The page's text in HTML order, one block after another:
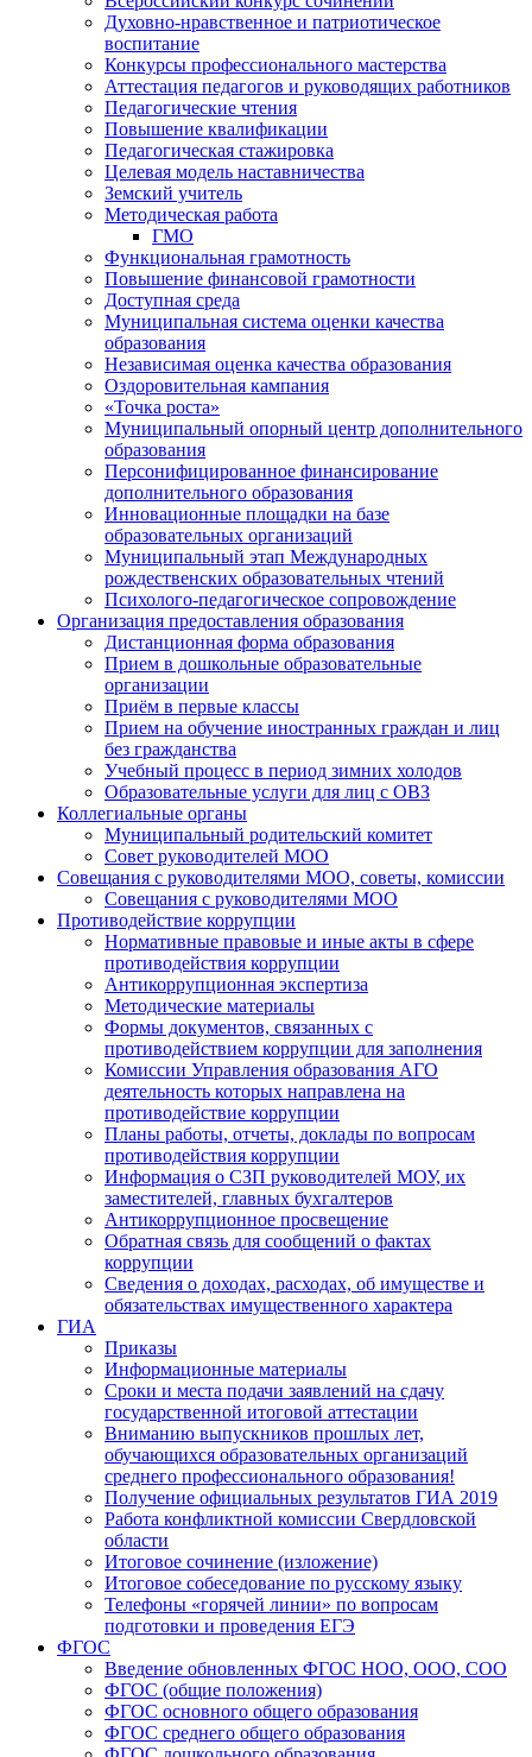
Духовно-нравственное и патриотическое
воспитание
Конкурсы профессионального мастерства
Аттестация педагогов и руководящих работников
Педагогические чтения
Повышение квалификации
Педагогическая стажировка
Целевая модель наставничества
Земский учитель
Методическая работа
ГМО
Функциональная грамотность
Повышение финансовой грамотности
Доступная среда
Муниципальная система оценки качества
образования
Независимая оценка качества образования
Оздоровительная кампания
«Точка роста»
Муниципальный опорный центр дополнительного
образования
Персонифицированное финансирование
дополнительного образования
Инновационные площадки на базе
образовательных организаций
Муниципальный этап Международных
рождественских образовательных чтений
Психолого-педагогическое сопровождение
Организация предоставления образования
Дистанционная форма образования
Прием в дошкольные образовательные
организации
Приём в первые классы
Прием на обучение иностранных граждан и лиц
без гражданства
Учебный процесс в период зимних холодов
Образовательные услуги для лиц с ОВЗ
Коллегиальные органы
Муниципальный родительский комитет
Совет руководителей МОО
Совещания с руководителями МОО, советы, комиссии
Совещания с руководителями МОО
Противодействие коррупции
Нормативные правовые и иные акты в сфере
противодействия коррупции
Антикоррупционная экспертиза
Методические материалы
Формы документов, связанных с
противодействием коррупции для заполнения
Комиссии Управления образования АГО
деятельность которых направлена на
противодействие коррупции
Планы работы, отчеты, доклады по вопросам
противодействия коррупции
Информация о СЗП руководителей МОУ, их
заместителей, главных бухгалтеров
Антикоррупционное просвещение
Обратная связь для сообщений о фактах
коррупции
Сведения о доходах, расходах, об имуществе и
обязательствах имущественного характера
ГИА
Приказы
Информационные материалы
Сроки и места подачи заявлений на сдачу
государственной итоговой аттестации
Вниманию выпускников прошлых лет,
обучающихся образовательных организаций
среднего профессионального образования!
Получение официальных результатов ГИА 2019
Работа конфликтной комиссии Свердловской
области
Итоговое сочинение (изложение)
Итоговое собеседование по русскому языку
Телефоны «горячей линии» по вопросам
подготовки и проведения ЕГЭ
ФГОС
Введение обновленных ФГОС НОО, ООО, СОО
ФГОС (общие положения)
ФГОС основного общего образования
ФГОС среднего общего образования